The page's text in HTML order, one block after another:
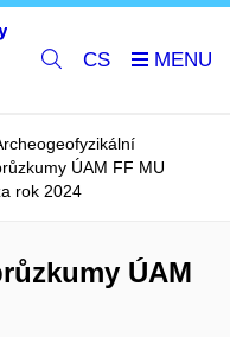
CS
ÚAM FF MU
rok 2024
ÚAM